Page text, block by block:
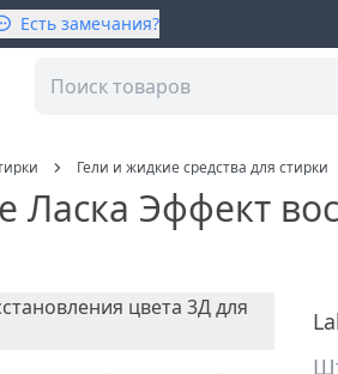
Есть замечания?
Гели и жидкие средства для стирки
Ласка Эффект